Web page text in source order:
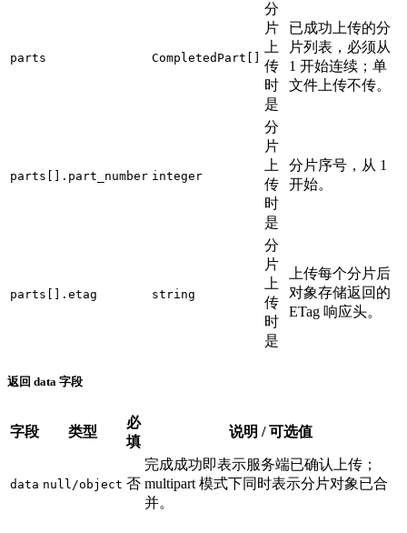
parts CompletedPart[]
分
片
上
传
时
是
已成功上传的分
片列表，必须从
1 开始连续；单
文件上传不传。
parts[].part_number integer
分
片
上
传
时
是
分片序号，从 1
开始。
parts[].etag string
分
片
上
传
时
是
上传每个分片后
对象存储返回的
ETag 响应头。
返回 data 字段
字段 类型
必
填
说明 / 可选值
data null/object 否
完成成功即表示服务端已确认上传；
multipart 模式下同时表示分片对象已合
并。